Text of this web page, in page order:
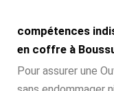
compétences
en coffre à
Pour assurer une